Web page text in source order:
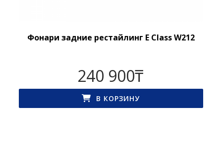
Фонари задние рестайлинг E Class W212
240 900₸
В КОРЗИНУ